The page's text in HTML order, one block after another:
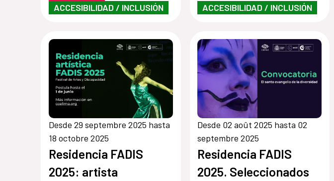
ACCESIBILIDAD / INCLUSIÓN
ACCESIBILIDAD / INCLUSIÓN
Desde 29 septembre 2025 hasta
18 octobre 2025
Residencia FADIS
2025: artista
Desde 02 août 2025 hasta 02
septembre 2025
Residencia FADIS
2025. Seleccionados